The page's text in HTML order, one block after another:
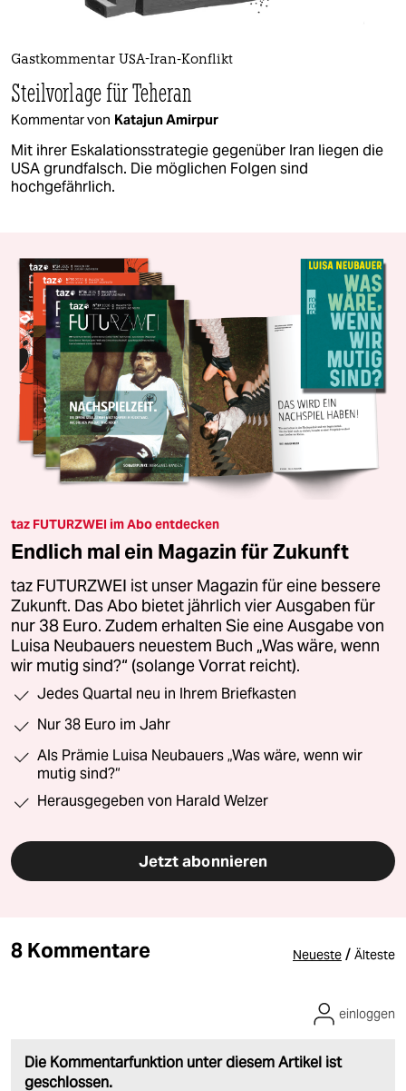
Gastkommentar USA-Iran-Konflikt
Steilvorlage für Teheran
Kommentar von Katajun Amirpur
Mit ihrer Eskalationsstrategie gegenüber Iran liegen die
USA grundfalsch. Die möglichen Folgen sind
hochgefährlich.
taz FUTURZWEI im Abo entdecken
Endlich mal ein Magazin für Zukunft
taz FUTURZWEI ist unser Magazin für eine bessere
Zukunft. Das Abo bietet jährlich vier Ausgaben für
nur 38 Euro. Zudem erhalten Sie eine Ausgabe von
Luisa Neubauers neuestem Buch „Was wäre, wenn
wir mutig sind?“ (solange Vorrat reicht).
Jedes Quartal neu in Ihrem Briefkasten
Nur 38 Euro im Jahr
Als Prämie Luisa Neubauers „Was wäre, wenn wir
mutig sind?“
Herausgegeben von Harald Welzer
Jetzt abonnieren
8 Kommentare Neueste / Älteste
Die Kommentarfunktion unter diesem Artikel ist
geschlossen.
einloggen